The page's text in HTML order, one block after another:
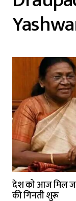
देश को आज मिल
की गिनती शुरू